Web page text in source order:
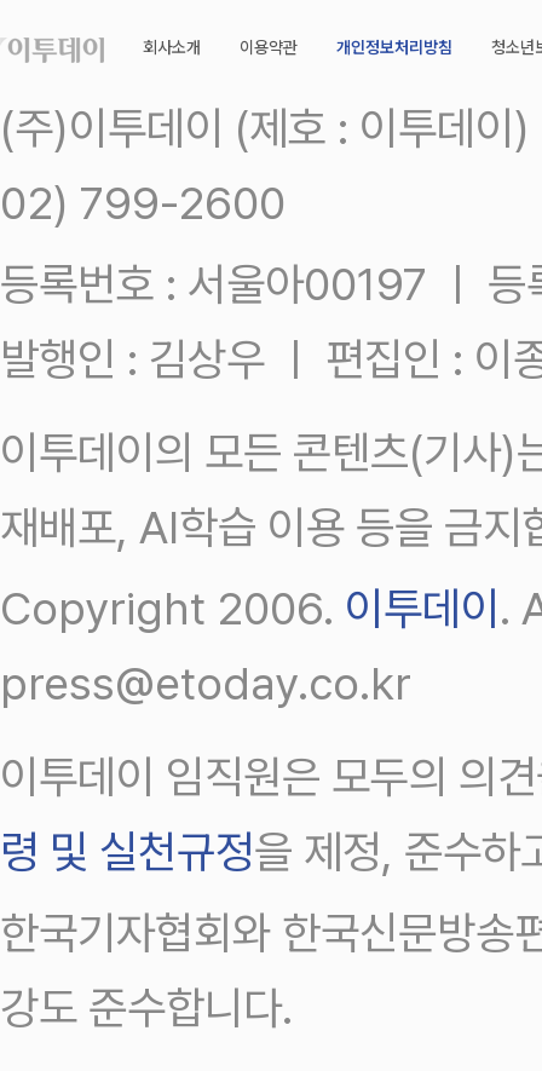
회사소개 이용약관 개인정보처리방침 청소년
(주)이투데이 (제호 : 이투데
02) 799-2600
등록번호 : 서울아00197 ㅣ
발행인 : 김상우 ㅣ 편집인 : 이
이투데이의 모든 콘텐츠(기사)
재배포, AI학습 이용 등을 금지
Copyright 2006. 이투데이.
press@etoday.co.kr
이투데이 임직원은 모두의 의
령 및 실천규정을 제정, 준수하
한국기자협회와 한국신문방송
강도 준수합니다.